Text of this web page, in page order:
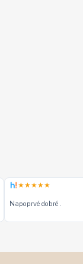
★★★★★
Napoprvé dobré .